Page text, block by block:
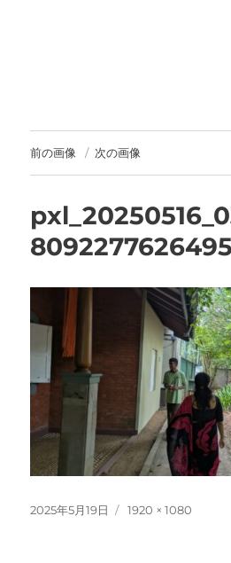
福岡｜天神/今泉/薬
30代からの大人の本
フィシャルサイト｜
早朝7時から深夜24
100％ハナヘナ｜湯
前の画像 次の画像
投
2025年5月19日
フ
1920 × 1080